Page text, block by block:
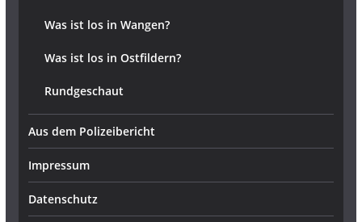
Was ist los in Wangen?
Was ist los in Ostfildern?
Rundgeschaut
Aus dem Polizeibericht
Impressum
Datenschutz